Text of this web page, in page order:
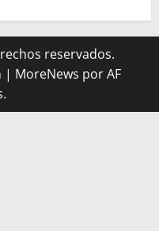
reservados.
| MoreNews por AF